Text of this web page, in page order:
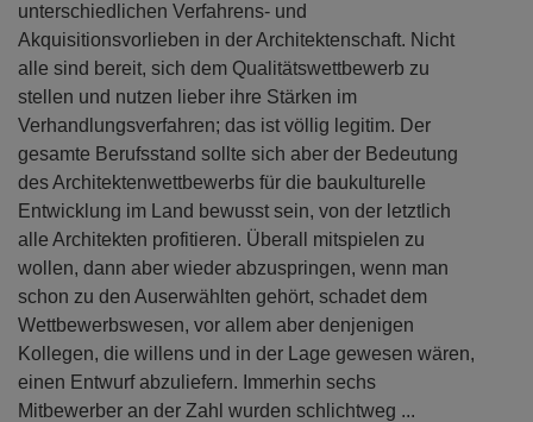
unterschiedlichen Verfahrens- und
Akquisitionsvorlieben in der Architektenschaft. Nicht
alle sind bereit, sich dem Qualitätswettbewerb zu
stellen und nutzen lieber ihre Stärken im
Verhandlungsverfahren; das ist völlig legitim. Der
gesamte Berufsstand sollte sich aber der Bedeutung
des Architektenwettbewerbs für die baukulturelle
Entwicklung im Land bewusst sein, von der letztlich
alle Architekten profitieren. Überall mitspielen zu
wollen, dann aber wieder abzuspringen, wenn man
schon zu den Auserwählten gehört, schadet dem
Wettbewerbswesen, vor allem aber denjenigen
Kollegen, die willens und in der Lage gewesen wären,
einen Entwurf abzuliefern. Immerhin sechs
Mitbewerber an der Zahl wurden schlichtweg ...